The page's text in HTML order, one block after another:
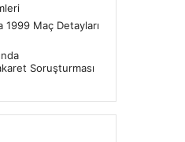
1999 Maç Detayları
Soruşturması